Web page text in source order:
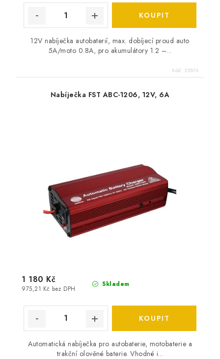
12V nabíječka autobaterií, max. dobíjecí proud auto
5A/moto 0.8A, pro akumulátory 1.2 –...
Kód: E5876
Nabíječka FST ABC-1206, 12V, 6A
Skladem
975,21 Kč bez DPH
1 180 Kč
Automatická nabíječka pro autobaterie, motobaterie a
trakční olověné baterie. Vhodné i...